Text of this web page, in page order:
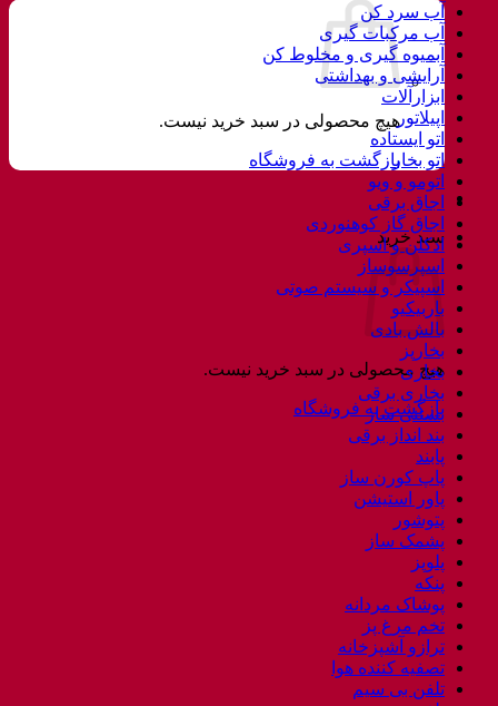
هیچ محصولی در سبد خرید نیست.
بازگشت به فروشگاه
سبد خرید
هیچ محصولی در سبد خرید نیست.
بازگشت به فروشگاه
آب سرد کن
آب مرکبات گیری
آبمیوه گیری و مخلوط کن
آرایشی و بهداشتی
ابزارآلات
اپیلاتور
اتو ایستاده
اتو بخار
اتومو و ویو
اجاق برقی
اجاق گاز کوهنوردی
ادکلن و اسپری
اسپرسوساز
اسپیکر و سیستم صوتی
باربیکیو
بالش بادی
بخارپز
بخاری
بخاری برقی
بستنی ساز
بند انداز برقی
پابند
پاپ کورن ساز
پاور استیشن
پتوشور
پشمک ساز
پلوپز
پنکه
پوشاک مردانه
تخم مرغ پز
ترازو آشپزخانه
تصفیه کننده هوا
تلفن بی سیم